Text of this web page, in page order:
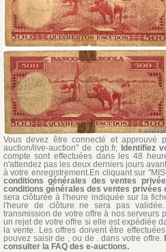
Vous devez être connecté et approuvé
auction/live-auction" de cgb.fr, Identifiez
compte sont effectuées dans les 48
n'attendez pas les deux derniers jours
à votre enregistrement.En cliquant sur
conditions générales des ventes
conditions générales des ventes privées
sera clôturée à l'heure indiquée sur la
l'heure de clôture ne sera pas
transmission de votre offre à nos serveurs
un rejet de votre offre si elle est expédiée
la vente. Les offres doivent être
pouvez saisir de , ou de . dans votre offre.
consulter la FAQ des e-auctions.